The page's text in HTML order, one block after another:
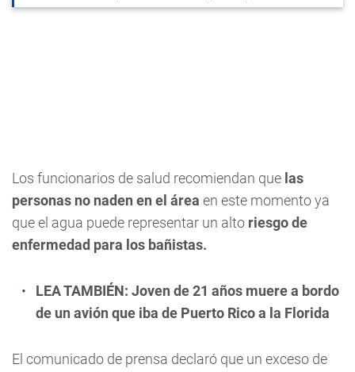
Los funcionarios de salud recomiendan que las
personas no naden en el área en este momento ya
que el agua puede representar un alto riesgo de
enfermedad para los bañistas.
LEA TAMBIÉN: Joven de 21 años muere a bordo
de un avión que iba de Puerto Rico a la Florida
El comunicado de prensa declaró que un exceso de